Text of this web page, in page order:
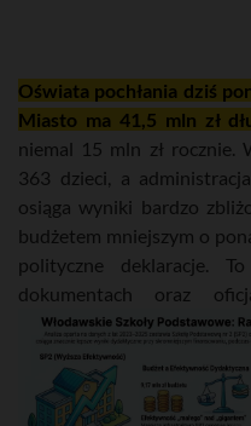
Oświata pochłania dziś
Miasto ma 41,5 mln zł
niemal 15 mln zł rocznie.
363 dzieci, a
osiąga wyniki bardzo
budżetem mniejszym o
polityczne deklaracje.
dokumentach oraz